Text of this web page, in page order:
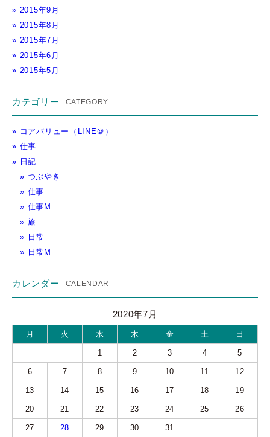
2015年9月
2015年8月
2015年7月
2015年6月
2015年5月
カテゴリー
コアバリュー（LINE＠）
仕事
日記
つぶやき
仕事
仕事M
旅
日常
日常M
カレンダー
2020年7月
月 火 水 木 金 土 日
1 2 3 4 5
6 7 8 9 10 11 12
13 14 15 16 17 18 19
20 21 22 23 24 25 26
27 28 29 30
31